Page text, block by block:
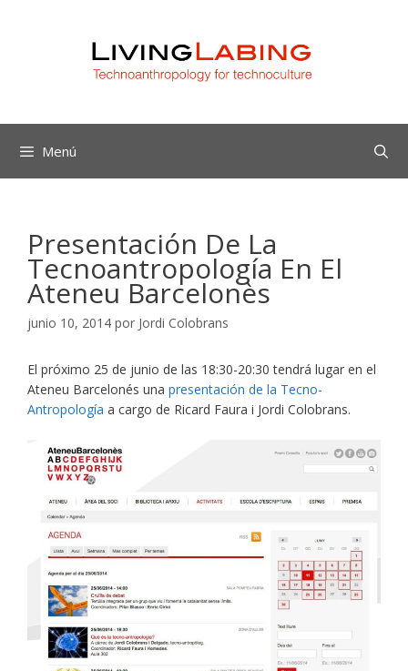
Menú
Presentación De La
Tecnoantropología En El
Ateneu Barcelonès
junio 10, 2014 por Jordi Colobrans
El próximo 25 de junio de las 18:30-20:30 tendrá lugar en el
Ateneu Barcelonés una presentación de la Tecno-
Antropología a cargo de Ricard Faura i Jordi Colobrans.